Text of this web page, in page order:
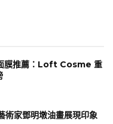
膜推薦：Loft Cosme 重
術家鄧明墩油畫展現印象